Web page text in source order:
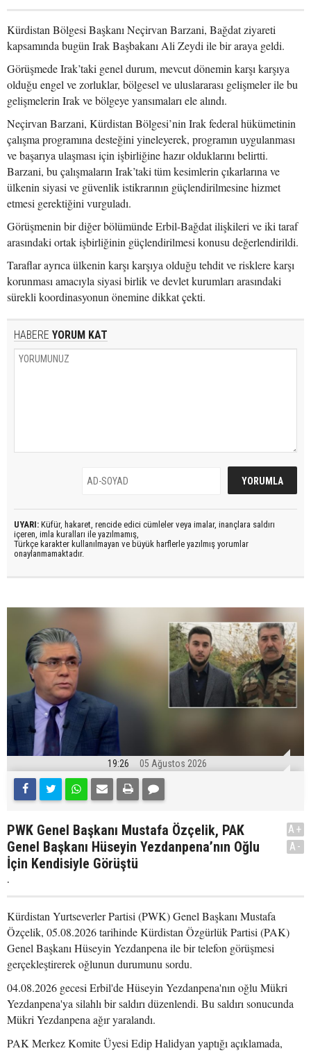
Kürdistan Bölgesi Başkanı Neçirvan Barzani, Bağdat ziyareti
kapsamında bugün Irak Başbakanı Ali Zeydi ile bir araya geldi.
Görüşmede Irak’taki genel durum, mevcut dönemin karşı karşıya
olduğu engel ve zorluklar, bölgesel ve uluslararası gelişmeler ile bu
gelişmelerin Irak ve bölgeye yansımaları ele alındı.
Neçirvan Barzani, Kürdistan Bölgesi’nin Irak federal hükümetinin
çalışma programına desteğini yineleyerek, programın uygulanması
ve başarıya ulaşması için işbirliğine hazır olduklarını belirtti.
Barzani, bu çalışmaların Irak’taki tüm kesimlerin çıkarlarına ve
ülkenin siyasi ve güvenlik istikrarının güçlendirilmesine hizmet
etmesi gerektiğini vurguladı.
Görüşmenin bir diğer bölümünde Erbil-Bağdat ilişkileri ve iki taraf
arasındaki ortak işbirliğinin güçlendirilmesi konusu değerlendirildi.
Taraflar ayrıca ülkenin karşı karşıya olduğu tehdit ve risklere karşı
korunması amacıyla siyasi birlik ve devlet kurumları arasındaki
sürekli koordinasyonun önemine dikkat çekti.
HABERE YORUM KAT
UYARI: Küfür, hakaret, rencide edici cümleler veya imalar, inançlara saldırı
içeren, imla kuralları ile yazılmamış,
Türkçe karakter kullanılmayan ve büyük harflerle yazılmış yorumlar
onaylanmamaktadır.
19:26 05 Ağustos 2026
PWK Genel Başkanı Mustafa Özçelik, PAK
Genel Başkanı Hüseyin Yezdanpena’nın Oğlu
İçin Kendisiyle Görüştü
.
A+
A-
Kürdistan Yurtseverler Partisi (PWK) Genel Başkanı Mustafa
Özçelik, 05.08.2026 tarihinde Kürdistan Özgürlük Partisi (PAK)
Genel Başkanı Hüseyin Yezdanpena ile bir telefon görüşmesi
gerçekleştirerek oğlunun durumunu sordu.
04.08.2026 gecesi Erbil'de Hüseyin Yezdanpena'nın oğlu Mükri
Yezdanpena'ya silahlı bir saldırı düzenlendi. Bu saldırı sonucunda
Mükri Yezdanpena ağır yaralandı.
PAK Merkez Komite Üyesi Edip Halidyan yaptığı açıklamada,